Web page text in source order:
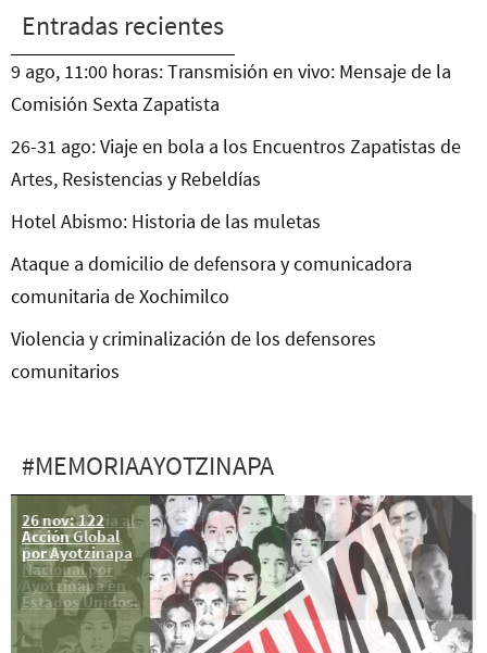
Entradas recientes
9 ago, 11:00 horas: Transmisión en vivo: Mensaje de la
Comisión Sexta Zapatista
26-31 ago: Viaje en bola a los Encuentros Zapatistas de
Artes, Resistencias y Rebeldías
Hotel Abismo: Historia de las muletas
Ataque a domicilio de defensora y comunicadora
comunitaria de Xochimilco
Violencia y criminalización de los defensores
comunitarios
#MEMORIAAYOTZINAPA
Convocatoria al
Primer
Encuentro
Nacional por
Ayotzinapa en
Estados Unidos.
26 nov: 122
Acción Global
por Ayotzinapa